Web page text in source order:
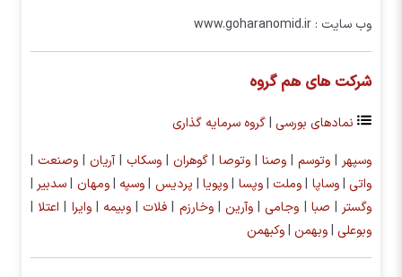
وب سایت : www.goharanomid.ir
شرکت های هم گروه
نمادهای بورسی | گروه سرمایه گذاری
وسپهر | وتوسم| وصنا| وتوصا|گوهران |وسکاب |آریان |وصنعت |
واتی |وساپا | وملت |وپسا | وپویا| پردیس | وسپه |ومهان | سدبیر |
وگستر | صبا | وجامی |وآرین |وخارزم | فلات |وبیمه |وایرا | اعتلا |
وبوعلی | وبهمن | وکبهمن